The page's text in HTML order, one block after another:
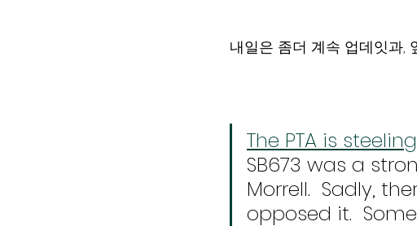
내일은 좀더 계속 업데잇과,
The PTA is
SB673 was a
Morrell.  Sadly,
opposed it.